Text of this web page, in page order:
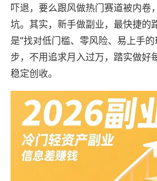
吓退，要么跟风做热门赛道被内卷
坑。其实，新手做副业，最快捷的
是“找对低门槛、零风险、易上手
步，不用追求月入过万，踏实做好
稳定创收。